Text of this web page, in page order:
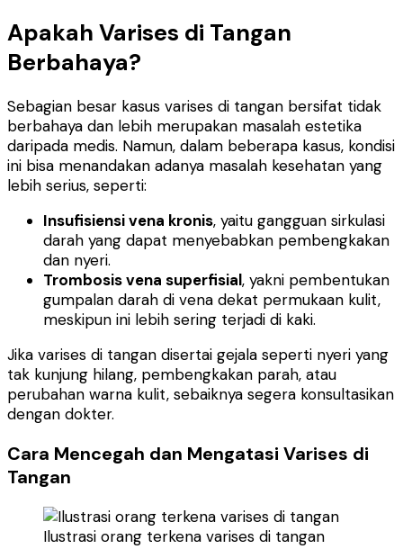
Apakah Varises di Tangan
Berbahaya?
Sebagian besar kasus varises di tangan bersifat tidak
berbahaya dan lebih merupakan masalah estetika
daripada medis. Namun, dalam beberapa kasus, kondisi
ini bisa menandakan adanya masalah kesehatan yang
lebih serius, seperti:
Insufisiensi vena kronis, yaitu gangguan sirkulasi
darah yang dapat menyebabkan pembengkakan
dan nyeri.
Trombosis vena superfisial, yakni pembentukan
gumpalan darah di vena dekat permukaan kulit,
meskipun ini lebih sering terjadi di kaki.
Jika varises di tangan disertai gejala seperti nyeri yang
tak kunjung hilang, pembengkakan parah, atau
perubahan warna kulit, sebaiknya segera konsultasikan
dengan dokter.
Cara Mencegah dan Mengatasi Varises di
Tangan
Ilustrasi orang terkena varises di tangan